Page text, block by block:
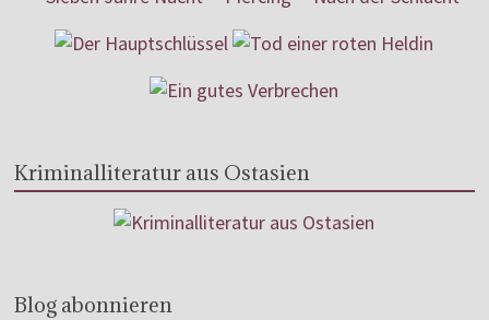
Kriminalliteratur aus Ostasien
Blog abonnieren